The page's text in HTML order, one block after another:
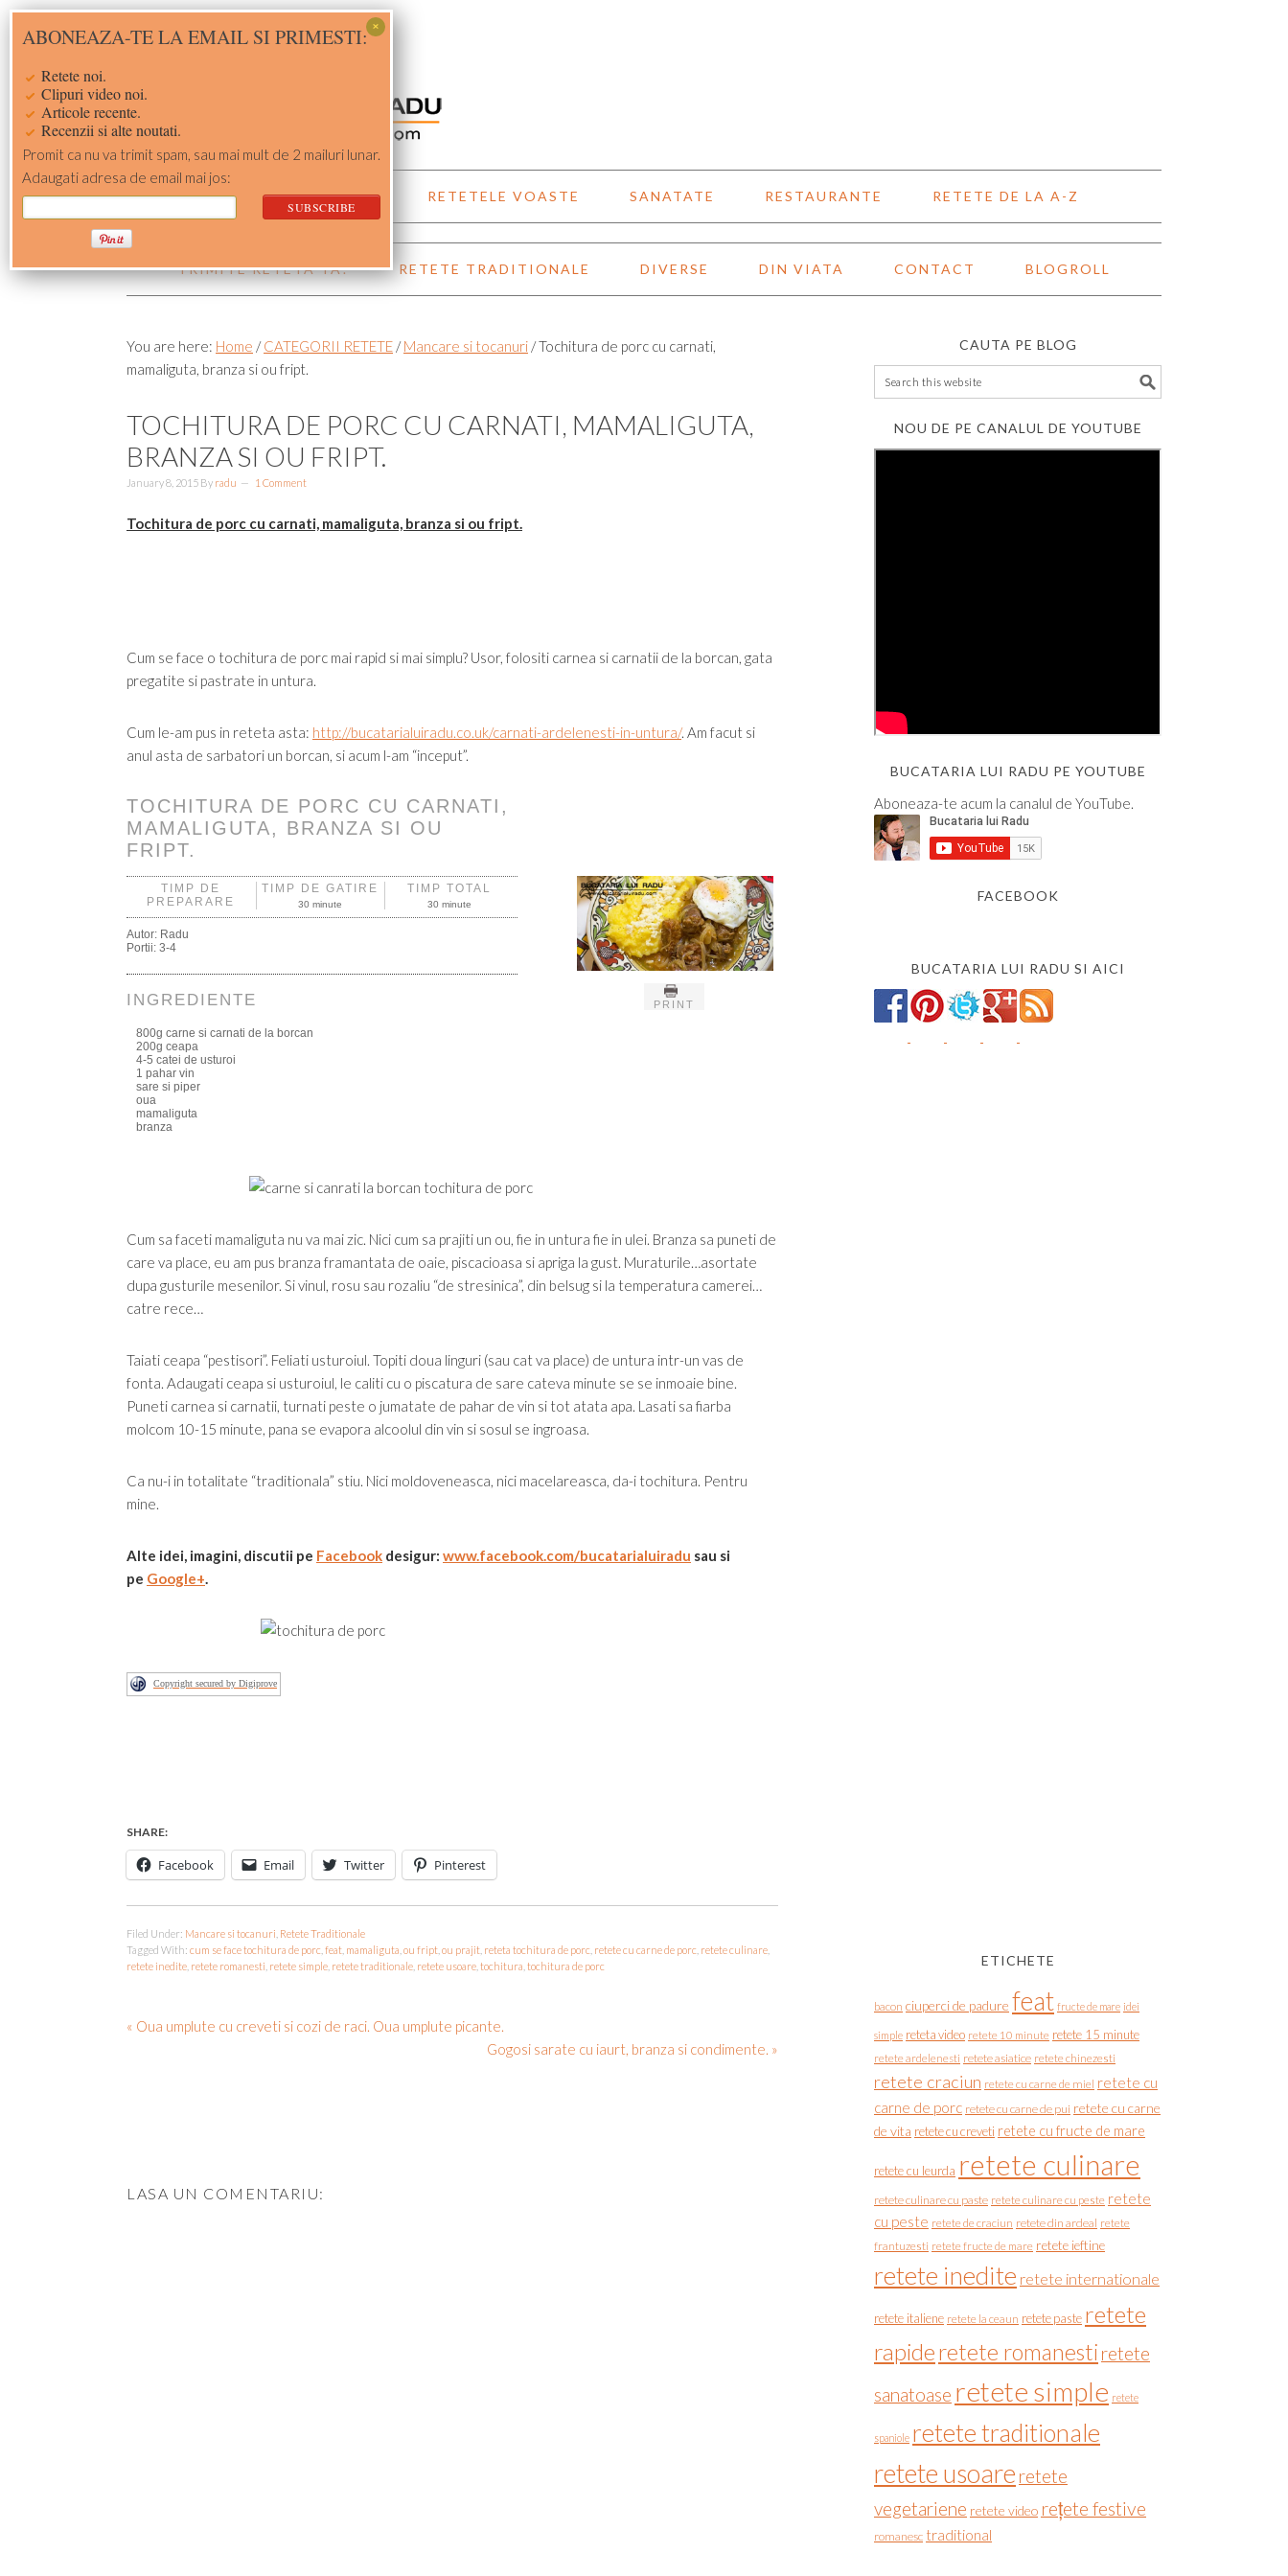
Skip
to
Skip
to
Skip
to
Skip
to
ACASA RETETE RETETELE VOASTE SANATATE RESTAURANTE RETETE DE LA A-Z
TRIMITE RETETA TA! RETETE TRADITIONALE DIVERSE DIN VIATA CONTACT BLOGROLL
You are here: Home / CATEGORII RETETE / Mancare si tocanuri /Tochitura de porc cu carnati,
mamaliguta, branza si ou fript.
TOCHITURA DE PORC CU CARNATI, MAMALIGUTA,
BRANZA SI OU FRIPT.
January 8, 2015 By radu 1 Comment
Tochitura de porc cu carnati, mamaliguta, branza si ou fript.
Cum se face o tochitura de porc mai rapid si mai simplu? Usor, folositi carnea si carnatii de la borcan, gata
pregatite si pastrate in untura.
Cum le-am pus in reteta asta: http://bucatarialuiradu.co.uk/carnati-ardelenesti-in-untura/. Am facut si
anul asta de sarbatori un borcan, si acum l-am “inceput”.
TOCHITURA DE PORC CU CARNATI,
MAMALIGUTA, BRANZA SI OU
FRIPT.
PRINT
TIMP DE
PREPARARE
TIMP DE GATIRE
30 minute
TIMP TOTAL
30 minute
Autor: Radu
Portii: 3-4
INGREDIENTE
800g carne si carnati de la borcan
200g ceapa
4-5 catei de usturoi
1 pahar vin
sare si piper
oua
mamaliguta
branza
Cum sa faceti mamaliguta nu va mai zic. Nici cum sa prajiti un ou, fie in untura fie in ulei. Branza sa puneti de
care va place, eu am pus branza framantata de oaie, piscacioasa si apriga la gust. Muraturile…asortate
dupa gusturile mesenilor. Si vinul, rosu sau rozaliu “de stresinica”, din belsug si la temperatura camerei…
catre rece…
Taiati ceapa “pestisori”. Feliati usturoiul. Topiti doua linguri (sau cat va place) de untura intr-un vas de
fonta. Adaugati ceapa si usturoiul, le caliti cu o piscatura de sare cateva minute se se inmoaie bine.
Puneti carnea si carnatii, turnati peste o jumatate de pahar de vin si tot atata apa. Lasati sa fiarba
molcom 10-15 minute, pana se evapora alcoolul din vin si sosul se ingroasa.
Ca nu-i in totalitate “traditionala” stiu. Nici moldoveneasca, nici macelareasca, da-i tochitura. Pentru
mine.
Alte idei, imagini, discutii pe Facebook desigur: www.facebook.com/bucatarialuiradu sau si
pe Google+
Copyright secured by Digiprove
SHARE:
Facebook Email Twitter Pinterest
Filed Under: Mancare si tocanuri Retete Traditionale
Tagged With: cum se face tochitura de porc feat mamaliguta ou fript ou prajit reteta tochitura de porc retete cu carne de porc retete culinare
retete inedite retete romanesti retete simple retete traditionale retete usoare tochitura tochitura de porc
« Oua umplute cu creveti si cozi de raci. Oua umplute picante.
Gogosi sarate cu iaurt, branza si condimente. »
LASA UN COMENTARIU:
CAUTA PE BLOG
NOU DE PE CANALUL DE YOUTUBE
BUCATARIA LUI RADU PE YOUTUBE
Aboneaza-te acum la canalul de YouTube.
FACEBOOK
BUCATARIA LUI RADU SI AICI
ETICHETE
bacon ciuperci de padure feat fructe de mare idei
simple reteta video retete 10 minute retete 15 minute
retete ardelenesti retete asiatice retete chinezesti
retete craciun retete cu carne de miel retete cu
carne de porc retete cu carne de pui retete cu carne
de vita retete cu creveti retete cu fructe de mare
retete cu leurda retete culinare
retete culinare cu paste retete culinare cu peste retete
cu peste retete de craciun retete din ardeal retete
frantuzesti retete fructe de mare retete ieftine
retete inedite retete internationale
retete italiene retete la ceaun retete paste retete
rapideretete romanesti retete
sanatoase retete simple retete
spaniole retete traditionale
retete usoare retete
vegetariene retete video rețete festive
romanesc traditional
ABONEAZA-TE LA EMAIL SI PRIMESTI:
Retete noi.
Clipuri video noi.
Articole recente.
Recenzii si alte noutati.
Promit ca nu va trimit spam, sau mai mult de 2 mailuri lunar.
Adaugati adresa de email mai jos: